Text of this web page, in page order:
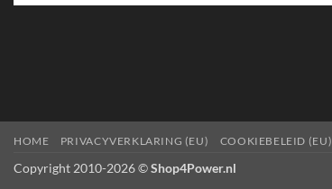
HOME PRIVACYVERKLARING (EU) COOKIEBELEID (EU)
Copyright 2010-2026 ©Shop4Power.nl